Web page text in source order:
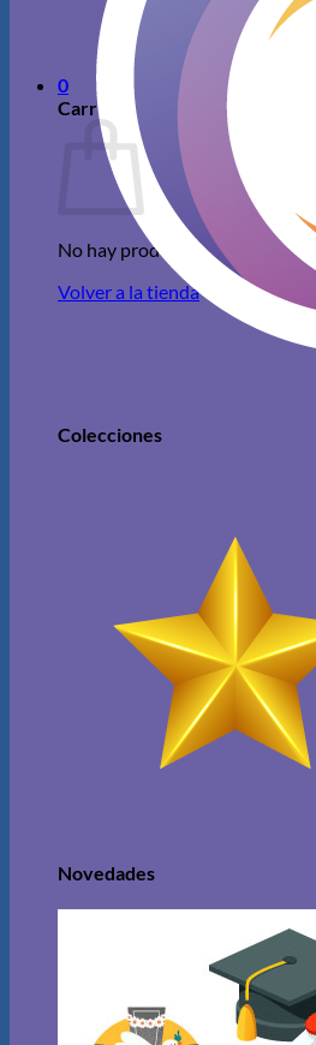
Volver a la tienda
0
Carrito
No hay productos en el carrito.
Volver a la tienda
Colecciones
Novedades